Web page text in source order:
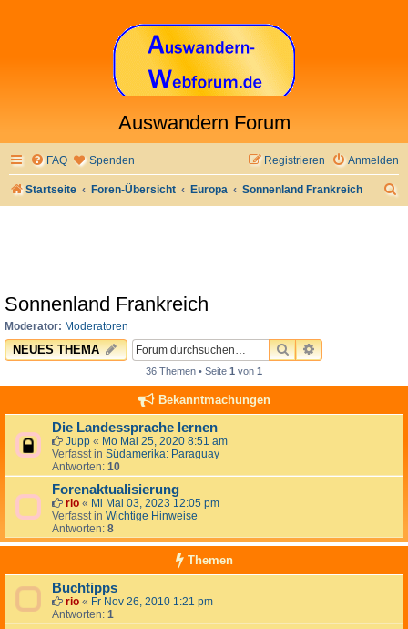
Auswandern Forum
FAQ Spenden Anmelden
Registrieren
Startseite Foren-Übersicht Europa Sonnenland Frankreich
Sonnenland Frankreich
Moderator: Moderatoren
NEUES THEMA SUCHEERWEITERTE
36 Themen • Seite 1 von 1
Bekanntmachungen
Die Landessprache lernen
Jupp « Mo Mai 25, 2020 8:51 am
Verfasst in Südamerika: Paraguay
Antworten: 10
Forenaktualisierung
rio « Mi Mai 03, 2023 12:05 pm
Verfasst in Wichtige Hinweise
Antworten: 8
Themen
Buchtipps
rio « Fr Nov 26, 2010 1:21 pm
Antworten: 1